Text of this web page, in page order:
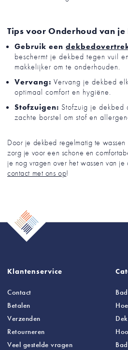
Tips voor Onderhoud van je
Gebruik een
beschermt je dekbed tegen vuil
makkelijker om te onderhouden.
Vervang: Vervang je dekbed
optimaal comfort en hygiëne.
Stofzuigen: Stofzuig je dekbed
zachte borstel om stof en
Door je dekbed regelmatig te
zorg je voor een schone en
je nog vragen over het wassen van
contact met ons op!
Klantenservice
Contact
Betalen
Verzenden
Retourneren
Veel gestelde vragen